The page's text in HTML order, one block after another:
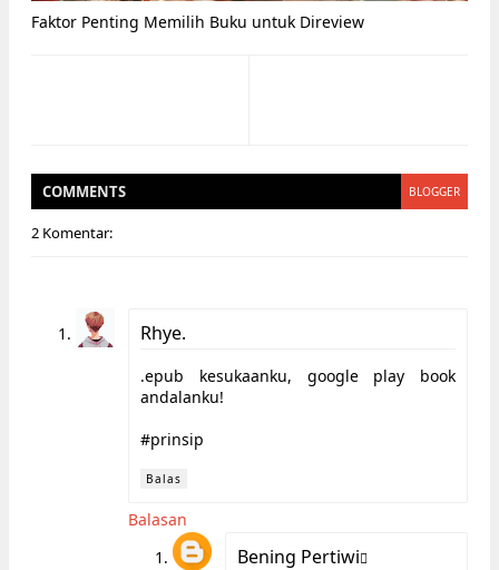
Faktor Penting Memilih Buku untuk Direview
COMMENTS BLOGGER
2 Komentar:
Rhye.
.epub kesukaanku, google play book
andalanku!
#prinsip
Balas
Balasan
Bening Pertiwi